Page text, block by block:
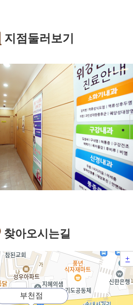
지점둘러보기
찾아오시는길
+
부천점